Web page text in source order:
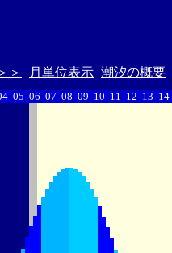
＞＞ 月単位表示 潮汐の概要
05 06 07 08 09 10 11 12 13 14